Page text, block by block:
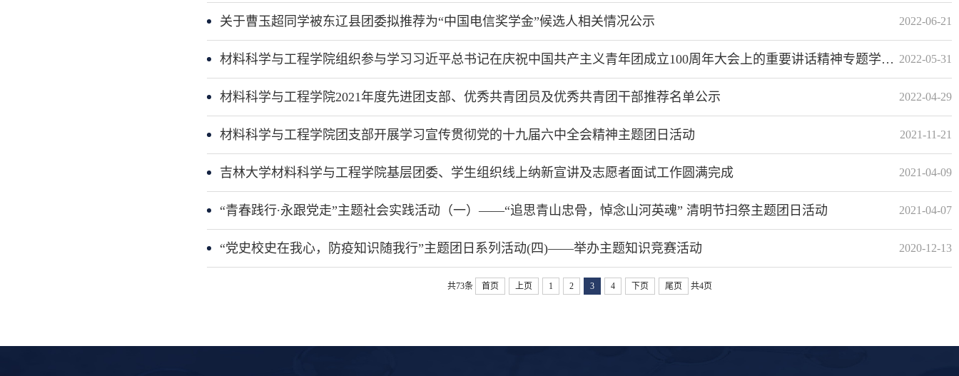
2022-06-21
关于曹玉超同学被东辽县团委拟推荐为“中国电信奖学金”候选人相关情况公示
2022-05-31
材料科学与工程学院组织参与学习习近平总书记在庆祝中国共产主义青年团成立100周年大会上的重要讲话精神专题学习分享会
2022-04-29
材料科学与工程学院2021年度先进团支部、优秀共青团员及优秀共青团干部推荐名单公示
2021-11-21
材料科学与工程学院团支部开展学习宣传贯彻党的十九届六中全会精神主题团日活动
2021-04-09
吉林大学材料科学与工程学院基层团委、学生组织线上纳新宣讲及志愿者面试工作圆满完成
2021-04-07
“青春践行∙永跟党走”主题社会实践活动（一）——“追思青山忠骨，悼念山河英魂” 清明节扫祭主题团日活动
2020-12-13
“党史校史在我心，防疫知识随我行”主题团日系列活动(四)——举办主题知识竞赛活动
共73条 首页 上页 1 2 3 4 下页 尾页 共4页